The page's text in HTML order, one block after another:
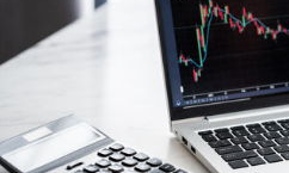
Anmelden